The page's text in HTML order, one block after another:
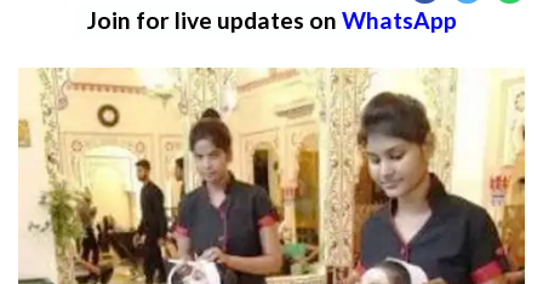
Join for live updates on WhatsApp